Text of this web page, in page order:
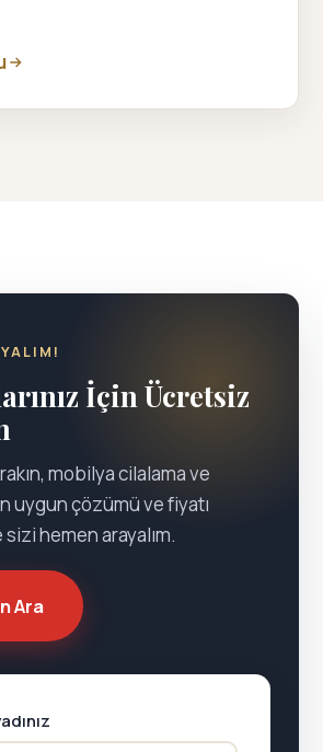
İçin Ücretsiz
mobilya cilalama ve
uygun çözümü ve fiyatı
hemen arayalım.
Ara